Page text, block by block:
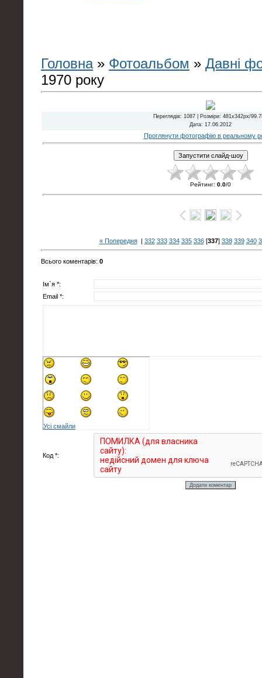
Головна» Фотоальбом » Давні
1970 року
Переглядів: 1087 | Розміри: 481x342px/
Дата: 17.06.2012
Проглянути фотографію в реальному
Рейтинг: 0.0/0
« Попередня| 332 333 334 335 336[337] 338 339 340
Всього коментарів: 0
Ім`я *:
Email *:
Усі смайли
Код *: